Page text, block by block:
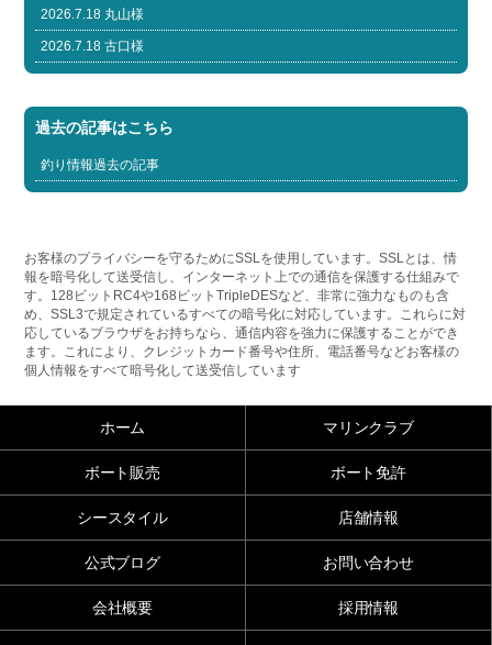
2026.7.18 丸山様
2026.7.18 古口様
過去の記事はこちら
釣り情報過去の記事
お客様のプライバシーを守るためにSSLを使用しています。SSLとは、情
報を暗号化して送受信し、インターネット上での通信を保護する仕組みで
す。128ビットRC4や168ビットTripleDESなど、非常に強力なものも含
め、SSL3で規定されているすべての暗号化に対応しています。これらに対
応しているブラウザをお持ちなら、通信内容を強力に保護することができ
ます。これにより、クレジットカード番号や住所、電話番号などお客様の
個人情報をすべて暗号化して送受信しています
ホーム マリンクラブ
ボート販売 ボート免許
シースタイル 店舗情報
公式ブログ お問い合わせ
会社概要 採用情報